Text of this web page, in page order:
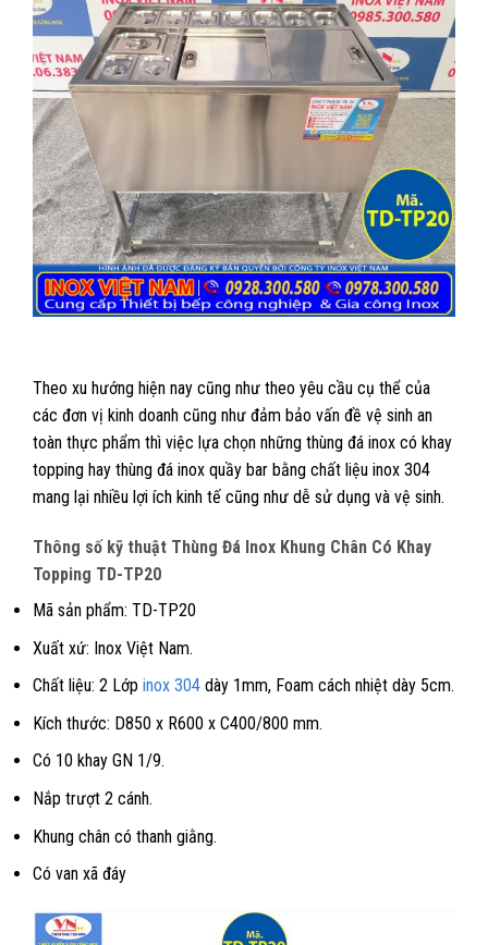
Theo xu hướng hiện nay cũng như theo yêu cầu cụ thể của
các đơn vị kinh doanh cũng như đảm bảo vấn đề vệ sinh an
toàn thực phẩm thì việc lựa chọn những thùng đá inox có khay
topping hay thùng đá inox quầy bar bằng chất liệu inox 304
mang lại nhiều lợi ích kinh tế cũng như dễ sử dụng và vệ sinh.
Thông số kỹ thuật Thùng Đá Inox Khung Chân Có Khay
Topping TD-TP20
Mã sản phẩm: TD-TP20
Xuất xứ: Inox Việt Nam.
Chất liệu: 2 Lớp inox 304 dày 1mm, Foam cách nhiệt dày 5cm.
Kích thước: D850 x R600 x C400/800 mm.
Có 10 khay GN 1/9.
Nắp trượt 2 cánh.
Khung chân có thanh giằng.
Có van xã đáy